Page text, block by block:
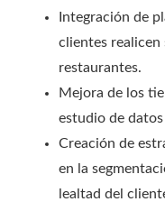
Integración de
clientes realicen
restaurantes.
Mejora de los
estudio de
Creación de
en la
lealtad del